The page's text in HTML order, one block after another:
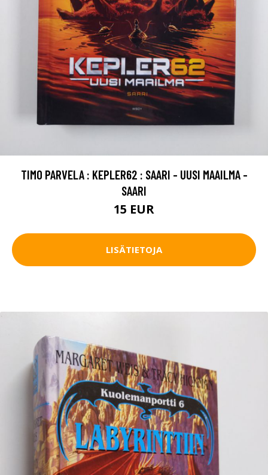
TIMO PARVELA : KEPLER62 : SAARI - UUSI MAAILMA -
SAARI
15 EUR
LISÄTIETOJA